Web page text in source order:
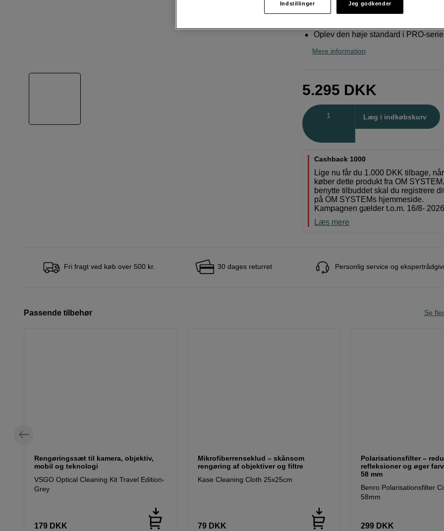
Svarer til 40 mm på 35 mm format
Oplev den høje standard i PRO-
Mere information
5.295 DKK
Læg i indkøbskurv
Cashback 1000
Lige nu får du 1.000 DKK tilbage,
køber dette produkt fra OM
benytte tilbuddet skal du registrere
på OM SYSTEMs hjemmeside.
Kampagnen gælder t.o.m. 16/8-
Læs mere
Fri fragt ved køb over 500 kr. 30 dages returret Personlig service og
Passende tilbehør Se
Rengøringssæt til kamera, objektiv,
mobil og teknologi
VSGO Optical Cleaning Kit Travel Edition-
Grey
179 DKK
Mikrofiberrenseklud – skånsom
rengøring af objektiver og filtre
Kase Cleaning Cloth 25x25cm
79 DKK
Polarisationsfilter –
refleksioner og øger
58 mm
Benro Polarisationsfilter
58mm
299 DKK
Indstillinger Jeg godkender